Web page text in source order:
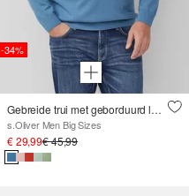
-34%
Gebreide trui met geborduurd logo
s.Oliver Men Big Sizes
€ 29,99€ 45,99